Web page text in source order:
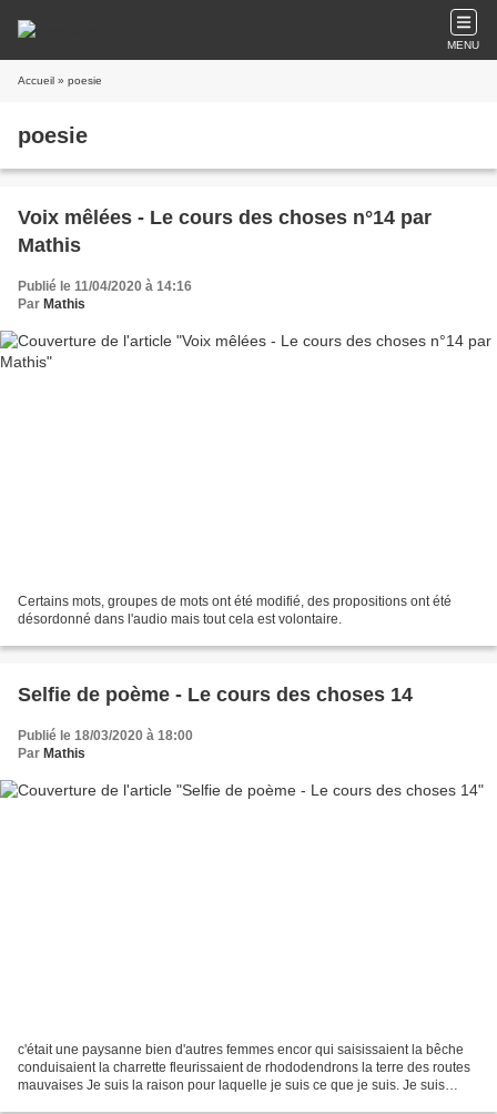
MENU
Accueil » poesie
poesie
Voix mêlées - Le cours des choses n°14 par
Mathis
Publié le 11/04/2020 à 14:16
Par Mathis
Certains mots, groupes de mots ont été modifié, des propositions ont été
désordonné dans l'audio mais tout cela est volontaire.
Selfie de poème - Le cours des choses 14
Publié le 18/03/2020 à 18:00
Par Mathis
c'était une paysanne bien d'autres femmes encor qui saisissaient la bêche
conduisaient la charrette fleurissaient de rhododendrons la terre des routes
mauvaises Je suis la raison pour laquelle je suis ce que je suis. Je suis